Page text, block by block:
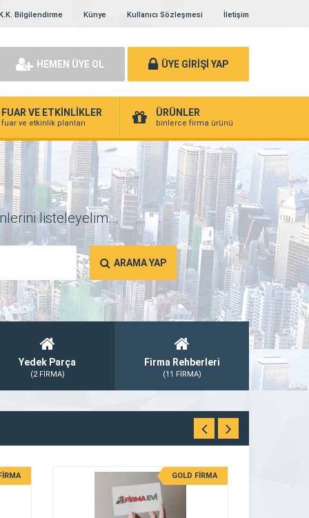
Bilgilendirme Künye Kullanıcı Sözleşmesi İletişim
HEMEN ÜYE OL ÜYE GİRİŞİ YAP
FUAR VE ETKİNLİKLER
fuar ve etkinlik planları
ÜRÜNLER
binlerce firma ürünü
listeleyelim...
ARAMA YAP
Yedek Parça
(2 FİRMA)
Firma Rehberleri
(11 FİRMA)
GOLD FİRMA